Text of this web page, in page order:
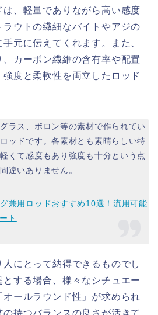
は、軽量でありながら高い感度
ラウトの繊細なバイトやアジの
元に伝えてくれます。また、
カーボン繊維の含有率や配置
度と柔軟性を両立したロッド
ラス、ボロン等の素材で作られてい
ッドです。各素材とも素晴らしい特
くて感度もあり強度も十分という点
違いありません。
兼用ロッドおすすめ10選！流用可能
ト
にとって納得できるものでし
とする場合、様々なシチュエー
オールラウンド性」が求められ